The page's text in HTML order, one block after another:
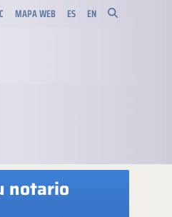
MAPA WEB ES EN
notario